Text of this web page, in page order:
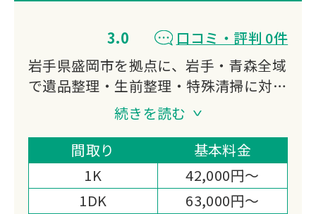
3.0
口コミ・評判 0件
岩手県盛岡市を拠点に、岩手・青森全域
で遺品整理・生前整理・特殊清掃に対応
一般社団法人終活協議会認定の終活ガイ
ドが在籍し、遺品整理士の知識とともに
終活全般の相談にも対応できる点が北東
北エリアで選ばれる理由です。
続きを読む
間取り
基本料金
1K
42,000円～
1DK
63,000円～